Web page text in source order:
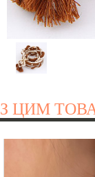
З ЦИМ